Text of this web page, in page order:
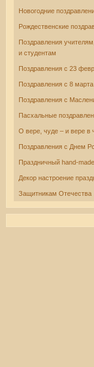
Новогодние
Рождественские
Поздравления
и студентам
Поздравления с 23
Поздравления с 8 марта
Поздравления с
Пасхальные
О вере, чуде – и вере в
Поздравления с Днем
Праздничный hand-made
Декор настроение
Защитникам Отечества